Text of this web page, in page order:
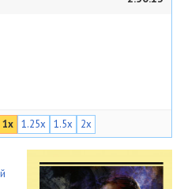
1x 1.25x 1.5x 2x